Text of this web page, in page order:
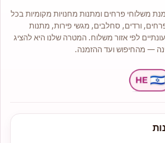
משלוחי פרחים ומתנות מחנויות מקומיות בכל
ורדים, סחלבים, מגשי פירות, מתנות
לפי אזור משלוח. המטרה שלנו היא להציג
— מהחיפוש ועד ההזמנה.